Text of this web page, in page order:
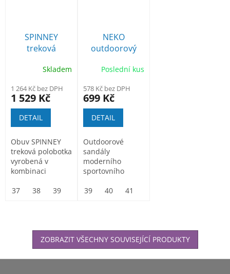
SPINNEY
treková
membránou
Skladem
1 264 Kč bez DPH
1 529 Kč
DETAIL
Obuv SPINNEY
treková polobotka
vyrobená v
kombinaci
textilie. Špičku
37 38 39
NEKO
outdoorový
Poslední kus
578 Kč bez DPH
699 Kč
DETAIL
Outdoorové
sandály
moderního
sportovního
39
40 41
ZOBRAZIT VŠECHNY SOUVISEJÍCÍ PRODUKTY
Z